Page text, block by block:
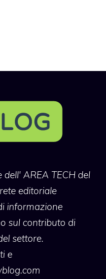
dell' AREA TECH del
editoriale
informazione
sul contributo di
settore.
e